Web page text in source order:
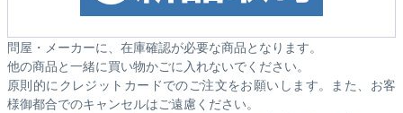
問屋・メーカーに、在庫確認が必要な商品となります。
他の商品と一緒に買い物かごに入れないでください。
原則的にクレジットカードでのご注文をお願いします。また、お客
様御都合でのキャンセルはご遠慮ください。